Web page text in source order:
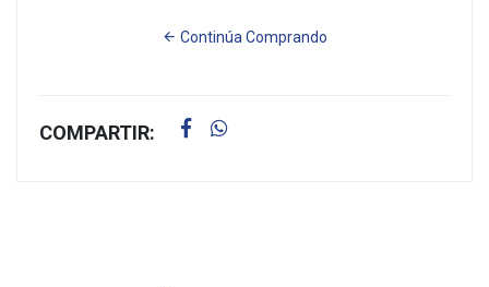
Continúa Comprando
COMPARTIR: